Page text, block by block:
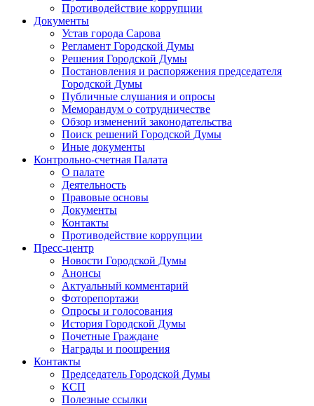
Противодействие коррупции
Документы
Устав города Сарова
Регламент Городской Думы
Решения Городской Думы
Постановления и распоряжения председателя
Городской Думы
Публичные слушания и опросы
Меморандум о сотрудничестве
Обзор изменений законодательства
Поиск решений Городской Думы
Иные документы
Контрольно-счетная Палата
О палате
Деятельность
Правовые основы
Документы
Контакты
Противодействие коррупции
Пресс-центр
Новости Городской Думы
Анонсы
Актуальный комментарий
Фоторепортажи
Опросы и голосования
История Городской Думы
Почетные Граждане
Награды и поощрения
Контакты
Председатель Городской Думы
КСП
Полезные ссылки